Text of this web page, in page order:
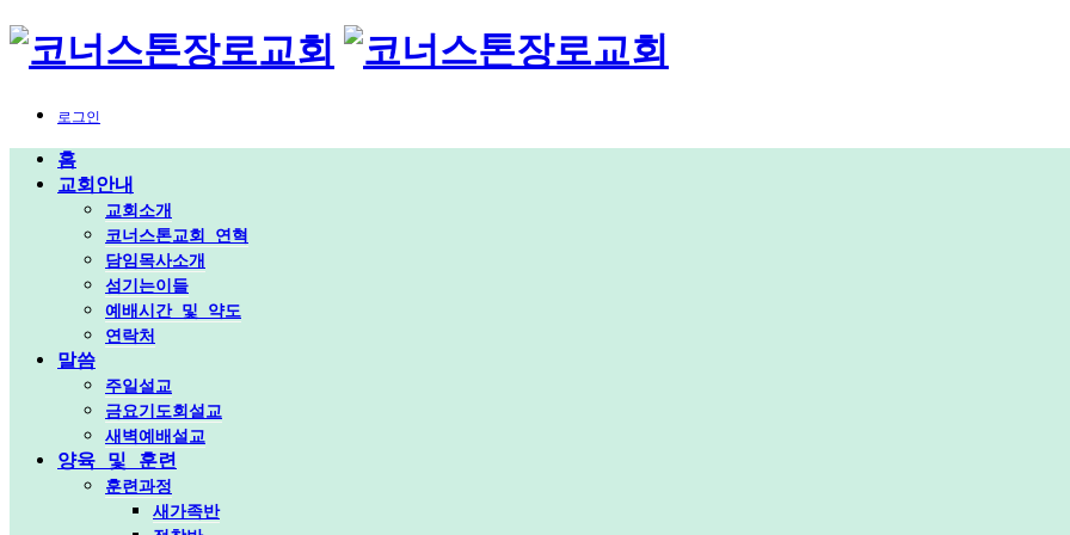
로그인
홈
교회안내
교회소개
코너스톤교회 연혁
담임목사소개
섬기는이들
예배시간 및 약도
연락처
말씀
주일설교
금요기도회설교
새벽예배설교
양육 및 훈련
훈련과정
새가족반